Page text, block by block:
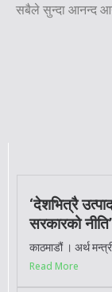
सबैले सुन्दा आनन्द
‘देशभित्रै
सरकारको नीति’
काठमाडौं । अर्थ
Read More